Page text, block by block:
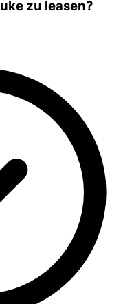
zu leasen?